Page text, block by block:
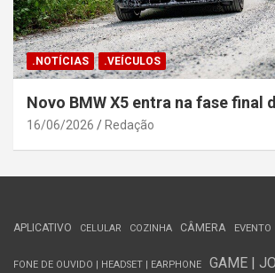
.NOTÍCIAS .VEÍCULOS
Novo BMW X5 entra na fase final
16/06/2026 Redação
APLICATIVO CELULAR COZINHA CÂMERA EVENTO
FONE DE OUVIDO | HEADSET | EARPHONE GAME |